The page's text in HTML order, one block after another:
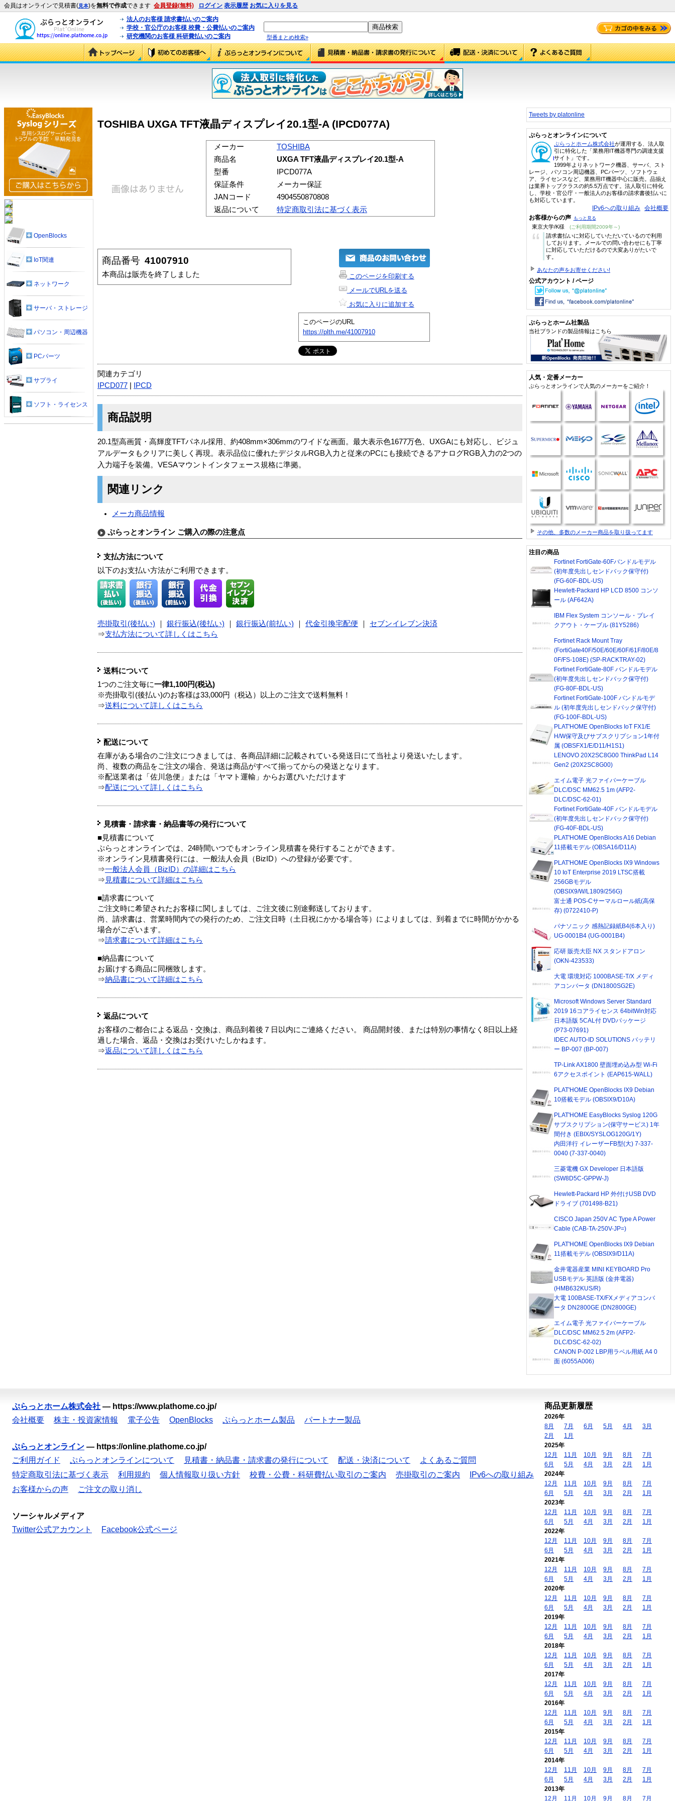
会員はオンラインで見積書(見本)を無料で作成できます 会員登録(無料) ログイン 表示履歴 お気に入りを見る
法人のお客様 請求書払いのご案内
学校・官公庁のお客様 校費・公費払いのご案内
研究機関のお客様 科研費払いのご案内
型番まとめ検索»
TOSHIBA UXGA TFT液晶ディスプレイ20.1型-A (IPCD077A)
メーカー
TOSHIBA
商品名
UXGA TFT液晶ディスプレイ20.1型-A
型番
IPCD077A
保証条件
メーカー保証
JANコード
4904550870808
返品について
特定商取引法に基づく表示
商品番号 41007910
本商品は販売を終了しました
このページを印刷する
メールでURLを送る
お気に入りに追加する
このページのURL
https://plth.me/41007910
関連カテゴリ
IPCD077
IPCD
商品説明
20.1型高画質・高輝度TFTパネル採用、約408mm×306mmのワイドな画面。最大表示色1677万色、UXGAにも対応し、ビジュ
アルデータもクリアに美しく再現。表示品位に優れたデジタルRGB入力と従来のPCにも接続できるアナログRGB入力の2つの
入力端子を装備。VESAマウントインタフェース規格に準拠。
関連リンク
メーカ商品情報
ぷらっとオンライン ご購入の際の注意点
支払方法について
以下のお支払い方法がご利用できます。
売掛取引(後払い) 銀行振込(後払い) 銀行振込(前払い) 代金引換宅配便
セブンイレブン決済
⇒支払方法について詳しくはこちら
送料について
1つのご注文毎に一律1,100円(税込)
※売掛取引(後払い)のお客様は33,000円（税込）以上のご注文で送料無料！
⇒送料について詳しくはこちら
配送について
在庫がある場合のご注文につきましては、各商品詳細に記載されている発送日にて当社より発送いたします。
尚、複数の商品をご注文の場合、発送は商品がすべて揃ってからの発送となります。
※配送業者は「佐川急便」または「ヤマト運輸」からお選びいただけます
⇒配送について詳しくはこちら
見積書・請求書・納品書等の発行について
■見積書について
ぷらっとオンラインでは、24時間いつでもオンライン見積書を発行することができます。
※オンライン見積書発行には、一般法人会員（BizID）への登録が必要です。
⇒一般法人会員（BizID）の詳細はこちら
⇒ 見積書について詳細はこちら
■請求書について
ご注文時に希望されたお客様に関しましては、ご注文後に別途郵送しております。
尚、請求書は、営業時間内での発行のため、ご注文日時（土日祝にかかる場合等）によりましては、到着までに時間がかかる
場合がございます。
⇒請求書について詳細はこちら
■納品書について
お届けする商品に同梱致します。
⇒納品書について詳細はこちら
返品について
お客様のご都合による返品・交換は、商品到着後７日以内にご連絡ください。 商品開封後、または特別の事情なく8日以上経
過した場合、返品・交換はお受けいたしかねます。
⇒返品について詳しくはこちら
OpenBlocks
IoT関連
ネットワーク
サーバ・ストレージ
パソコン・周辺機器
PCパーツ
サプライ
ソフト・ライセンス
Tweets by platonline
ぷらっとオンラインについて
ぷらっとホーム株式会社が運用する、法人取
引に特化した「業務用IT機器専門の調達支援
サイト」です。
1999年よりネットワーク機器、サーバ、スト
レージ、パソコン周辺機器、PCパーツ、ソフトウェ
ア、ライセンスなど、業務用IT機器中心に販売。品揃え
は業界トップクラスの約5.5万点です。法人取引に特化
し、学校・官公庁・一般法人のお客様の請求書後払いに
も対応しています。
IPv6への取り組み 会社概要
お客様からの声 もっと見る
東京大学/K様 (ご利用期間2009年～)
“
請求書払いに対応していただいているので利用
しております。メールでの問い合わせにも丁寧
に対応していただけるので大変ありがたいで
す。
あなたの声をお寄せください!
公式アカウント / ページ
ぷらっとホーム社製品
当社ブランドの製品情報はこちら
人気・定番メーカー
ぷらっとオンラインで人気のメーカーをご紹介！
その他、多数のメーカー商品を取り扱ってます
注目の商品
Fortinet FortiGate-60Fバンドルモデル
(初年度先出しセンドバック保守付)
(FG-60F-BDL-US)
Hewlett-Packard HP LCD 8500 コンソ
ール (AF642A)
IBM Flex System コンソール・ブレイ
クアウト・ケーブル (81Y5286)
Fortinet Rack Mount Tray
(FortiGate40F/50E/60E/60F/61F/80E/8
0F/FS-108E) (SP-RACKTRAY-02)
Fortinet FortiGate-80F バンドルモデル
(初年度先出しセンドバック保守付)
(FG-80F-BDL-US)
Fortinet FortiGate-100F バンドルモデ
ル (初年度先出しセンドバック保守付)
(FG-100F-BDL-US)
PLAT'HOME OpenBlocks IoT FX1/E
H/W保守及びサブスクリプション1年付
属 (OBSFX1/E/D11/H1S1)
LENOVO 20X2SC8G00 ThinkPad L14
Gen2 (20X2SC8G00)
エイム電子 光ファイバーケーブル
DLC/DSC MM62.5 1m (AFP2-
DLC/DSC-62-01)
Fortinet FortiGate-40F バンドルモデル
(初年度先出しセンドバック保守付)
(FG-40F-BDL-US)
PLAT'HOME OpenBlocks A16 Debian
11搭載モデル (OBSA16/D11A)
PLAT'HOME OpenBlocks IX9 Windows
10 IoT Enterprise 2019 LTSC搭載
256GBモデル
(OBSIX9/W/L1809/256G)
富士通 POS-Cサーマルロール紙(高保
存) (0722410-P)
パナソニック 感熱記録紙B4(6本入り)
UG-0001B4 (UG-0001B4)
応研 販売大臣 NX スタンドアロン
(OKN-423533)
大電 環境対応 1000BASE-T/X メディ
アコンバータ (DN1800SG2E)
Microsoft Windows Server Standard
2019 16コアライセンス 64bitWin対応
日本語版 5CAL付 DVDパッケージ
(P73-07691)
IDEC AUTO-ID SOLUTIONS バッテリ
ー BP-007 (BP-007)
TP-Link AX1800 壁面埋め込み型 Wi-Fi
6アクセスポイント (EAP615-WALL)
PLAT'HOME OpenBlocks IX9 Debian
10搭載モデル (OBSIX9/D10A)
PLAT'HOME EasyBlocks Syslog 120G
サブスクリプション(保守サービス) 1年
間付き (EBIX/SYSLOG120G/1Y)
内田洋行 イレーザーFB型(大) 7-337-
0040 (7-337-0040)
三菱電機 GX Developer 日本語版
(SW8D5C-GPPW-J)
Hewlett-Packard HP 外付けUSB DVD
ドライブ (701498-B21)
CISCO Japan 250V AC Type A Power
Cable (CAB-TA-250V-JP=)
PLAT'HOME OpenBlocks IX9 Debian
11搭載モデル (OBSIX9/D11A)
金井電器産業 MINI KEYBOARD Pro
USBモデル 英語版 (金井電器)
(HMB632KUS/R)
大電 100BASE-TX/FXメディアコンバ
ータ DN2800GE (DN2800GE)
エイム電子 光ファイバーケーブル
DLC/DSC MM62.5 2m (AFP2-
DLC/DSC-62-02)
CANON P-002 LBP用ラベル用紙 A4 0
面 (6055A006)
ぷらっとホーム株式会社 — https://www.plathome.co.jp/
会社概要
株主・投資家情報 電子公告 OpenBlocks ぷらっとホーム製品 パートナー製品
ぷらっとオンライン — https://online.plathome.co.jp/
ご利用ガイド
ぷらっとオンラインについて 見積書・納品書・請求書の発行について 配送・決済について
よくあるご質問
特定商取引法に基づく表示
利用規約 個人情報取り扱い方針 校費・公費・科研費払い取引のご案内 売掛取引のご案内
IPv6への取り組み
お客様からの声
ご注文の取り消し
ソーシャルメディア
Twitter公式アカウント
Facebook公式ページ
商品更新履歴
2026年
8月
7月 6月 5月 4月
3月
2月
1月
2025年
12月
11月 10月 9月 8月
7月
6月
5月 4月 3月 2月
1月
2024年
12月
11月 10月 9月 8月
7月
6月
5月 4月 3月 2月
1月
2023年
12月
11月 10月 9月 8月
7月
6月
5月 4月 3月 2月
1月
2022年
12月
11月 10月 9月 8月
7月
6月
5月 4月 3月 2月
1月
2021年
12月
11月 10月 9月 8月
7月
6月
5月 4月 3月 2月
1月
2020年
12月
11月 10月 9月 8月
7月
6月
5月 4月 3月 2月
1月
2019年
12月
11月 10月 9月 8月
7月
6月
5月 4月 3月 2月
1月
2018年
12月
11月 10月 9月 8月
7月
6月
5月 4月 3月 2月
1月
2017年
12月
11月 10月 9月 8月
7月
6月
5月 4月 3月 2月
1月
2016年
12月
11月 10月 9月 8月
7月
6月
5月 4月 3月 2月
1月
2015年
12月
11月 10月 9月 8月
7月
6月
5月 4月 3月 2月
1月
2014年
12月
11月 10月 9月 8月
7月
6月
5月 4月 3月 2月
1月
2013年
12月
11月 10月 9月 8月 7月